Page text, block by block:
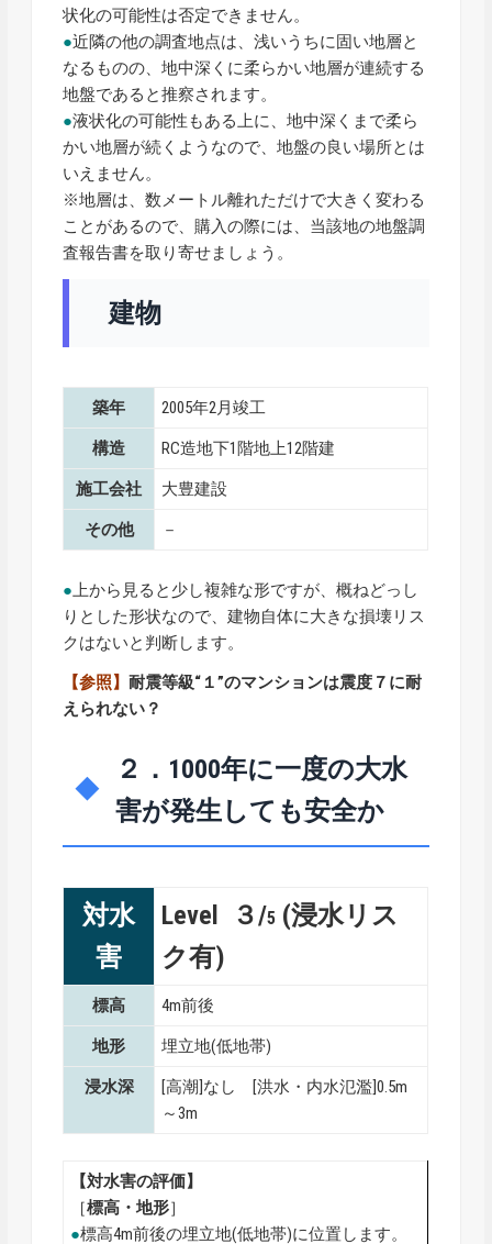
状化の可能性は否定できません。
●近隣の他の調査地点は、浅いうちに固い地層と
なるものの、地中深くに柔らかい地層が連続する
地盤であると推察されます。
●液状化の可能性もある上に、地中深くまで柔ら
かい地層が続くようなので、地盤の良い場所とは
いえません。
※地層は、数メートル離れただけで大きく変わる
ことがあるので、購入の際には、当該地の地盤調
査報告書を取り寄せましょう。
建物
築年 2005年2月竣工
構造 RC造地下1階地上12階建
施工会社 大豊建設
その他 －
●上から見ると少し複雑な形ですが、概ねどっし
りとした形状なので、建物自体に大きな損壊リス
クはないと判断します。
【参照】耐震等級“１”のマンションは震度７に耐
えられない？
２．1000年に一度の大水
害が発生しても安全か
対水
害
Level ３/5 (浸水リス
ク有)
標高 4m前後
地形 埋立地(低地帯)
浸水深
[高潮]なし [洪水・内水氾濫]0.5m
～3m
【対水害の評価】
［標高・地形］
●標高4m前後の埋立地(低地帯)に位置します。